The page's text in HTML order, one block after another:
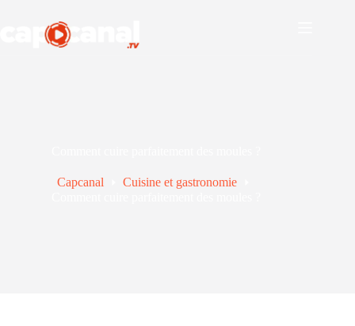
Capcanal
Cuisine et gastronomie